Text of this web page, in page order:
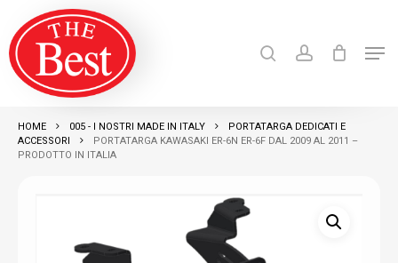
main
content
Products
search
HOME 005 - I NOSTRI MADE IN ITALY
PORTATARGA DEDICATI E
ACCESSORI
PORTATARGA KAWASAKI ER-6N ER-6F DAL 2009 AL 2011 –
PRODOTTO IN ITALIA
Close